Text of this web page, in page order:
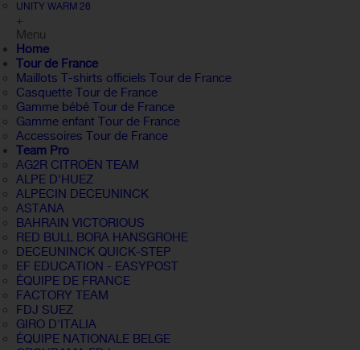
UNITY WARM 26
+
Menu
Home
Tour de France
Maillots T-shirts officiels Tour de France
Casquette Tour de France
Gamme bébé Tour de France
Gamme enfant Tour de France
Accessoires Tour de France
Team Pro
AG2R CITROËN TEAM
ALPE D'HUEZ
ALPECIN DECEUNINCK
ASTANA
BAHRAIN VICTORIOUS
RED BULL BORA HANSGROHE
DECEUNINCK QUICK-STEP
EF EDUCATION - EASYPOST
ÉQUIPE DE FRANCE
FACTORY TEAM
FDJ SUEZ
GIRO D'ITALIA
ÉQUIPE NATIONALE BELGE